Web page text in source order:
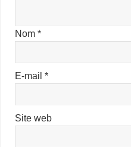
Nom*
E-mail*
Site web